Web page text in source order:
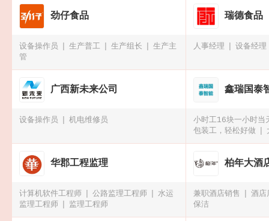
散热器操作工
劲仔食品
设备操作员 生产普工 生产组长
生产主
管
瑞德食品
人事经理 设备经理
广西新未来公司
设备操作员 机电维修员
鑫瑞国泰
小时工16块一小时当
包装工，轻松好做
块一小时
小厂急
华郡工程监理
计算机软件工程师 公路监理工程师
水运
监理工程师
监理工程师
柏年大酒
兼职酒店销售
酒店
保洁